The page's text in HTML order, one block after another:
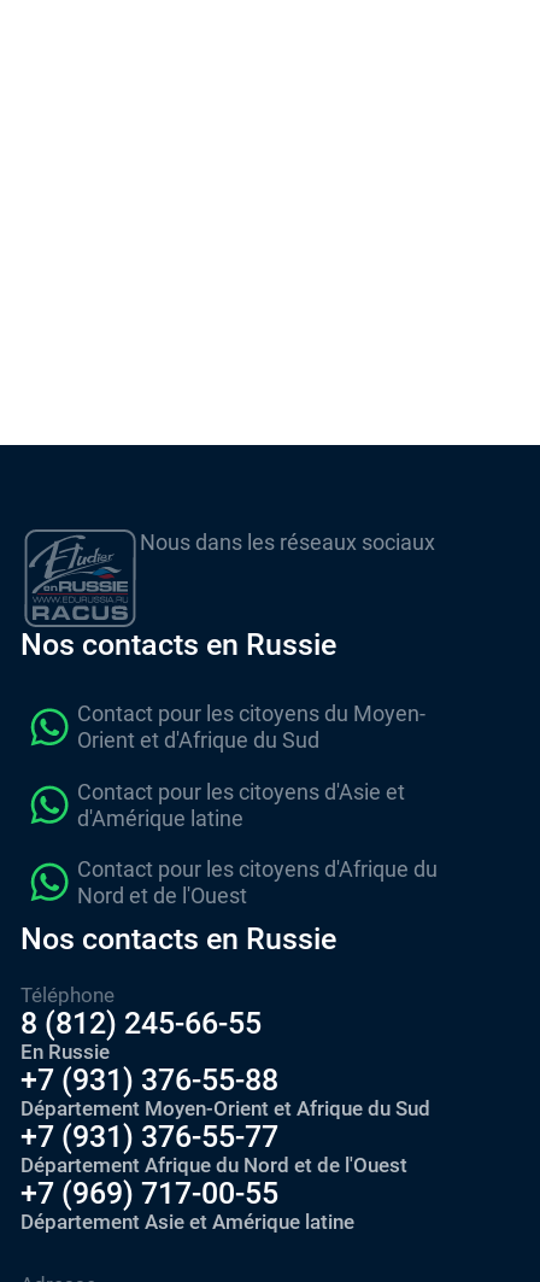
Nous dans les réseaux sociaux
Nos contacts en Russie
Contact pour les citoyens du Moyen-
Orient et d'Afrique du Sud
Contact pour les citoyens d'Asie et
d'Amérique latine
Contact pour les citoyens d'Afrique du
Nord et de l'Ouest
Nos contacts en Russie
Téléphone
8 (812) 245-66-55
En Russie
+7 (931) 376-55-88
Département Moyen-Orient et Afrique du Sud
+7 (931) 376-55-77
Département Afrique du Nord et de l'Ouest
+7 (969) 717-00-55
Département Asie et Amérique latine